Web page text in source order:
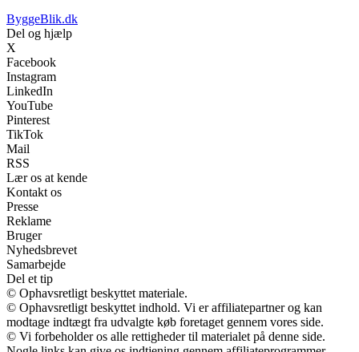
ByggeBlik.dk
Del og hjælp
X
Facebook
Instagram
LinkedIn
YouTube
Pinterest
TikTok
Mail
RSS
Lær os at kende
Kontakt os
Presse
Reklame
Bruger
Nyhedsbrevet
Samarbejde
Del et tip
© Ophavsretligt beskyttet materiale.
© Ophavsretligt beskyttet indhold. Vi er affiliatepartner og kan
modtage indtægt fra udvalgte køb foretaget gennem vores side.
© Vi forbeholder os alle rettigheder til materialet på denne side.